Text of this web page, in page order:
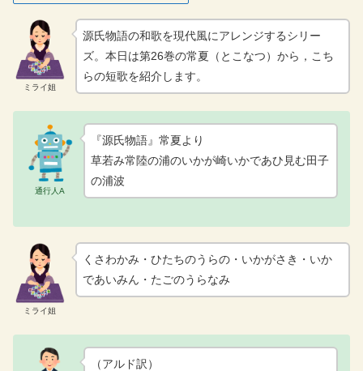
ミライ姐
源氏物語の和歌を現代風にアレンジするシリー
ズ。本日は第26巻の常夏（とこなつ）から，こち
らの短歌を紹介します。
通行人A
『源氏物語』常夏より
草若み常陸の浦のいかが崎いかであひ見む田子
の浦波
ミライ姐
くさわかみ・ひたちのうらの・いかがさき・いか
であいみん・たごのうらなみ
（アルド訳）